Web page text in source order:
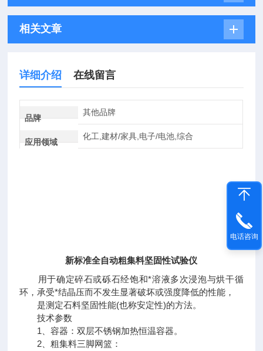
相关文章
详细介绍 在线留言
品牌
其他品牌
应用领域
化工,建材/家具,电子/电池,综合
新标准全自动粗集料坚固性试验仪
用于确定碎石或砾石经饱和*溶液多次浸泡与烘干循
环，承受*结晶压而不发生显著破坏或强度降低的性能，
是测定石料坚固性能(也称安定性)的方法。
技术参数
1、容器：双层不锈钢加热恒温容器。
2、粗集料三脚网篮：
电话咨询